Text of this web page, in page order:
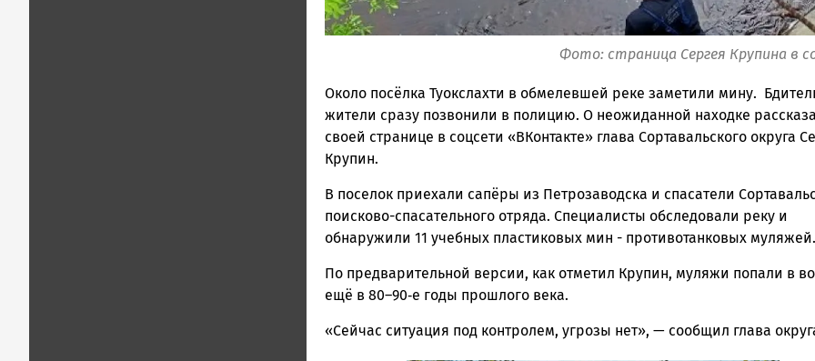
Фото: страница Сергея Крупина в
Около посёлка Туокслахти в обмелевшей реке заметили мину.
жители сразу позвонили в полицию. О неожиданной находке
своей странице в соцсети «ВКонтакте» глава Сортавальского округа
Крупин.
В поселок приехали сапёры из Петрозаводска и спасатели
поисково-спасательного отряда. Специалисты обследовали реку и
обнаружили 11 учебных пластиковых мин - противотанковых
По предварительной версии, как отметил Крупин, муляжи попали в
ещё в 80–90‑е годы прошлого века.
«Сейчас ситуация под контролем, угрозы нет», — сообщил глава